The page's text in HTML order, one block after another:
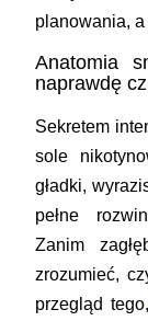
planowania,
Anatomia
naprawdę
Sekretem
sole
gładki,
pełne
Zanim
zrozumieć,
przegląd tego,